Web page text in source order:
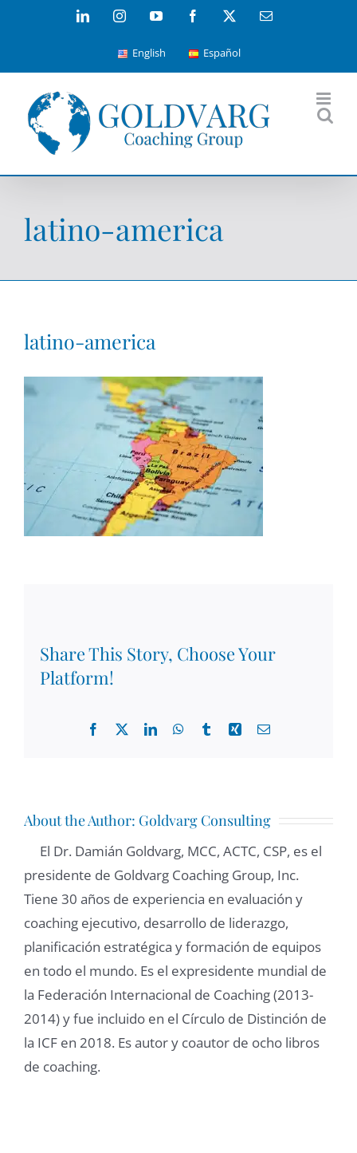
LinkedInInstagramYouTube Facebook Email
English Español
latino-america
latino-america
Share This Story, Choose Your
Platform!
Facebook LinkedInWhatsApp
TumblrXing Email
About the Author: Goldvarg Consulting
El Dr. Damián Goldvarg, MCC, ACTC, CSP, es el
presidente de Goldvarg Coaching Group, Inc.
Tiene 30 años de experiencia en evaluación y
coaching ejecutivo, desarrollo de liderazgo,
planificación estratégica y formación de equipos
en todo el mundo. Es el expresidente mundial de
la Federación Internacional de Coaching (2013-
2014) y fue incluido en el Círculo de Distinción de
la ICF en 2018. Es autor y coautor de ocho libros
de coaching.